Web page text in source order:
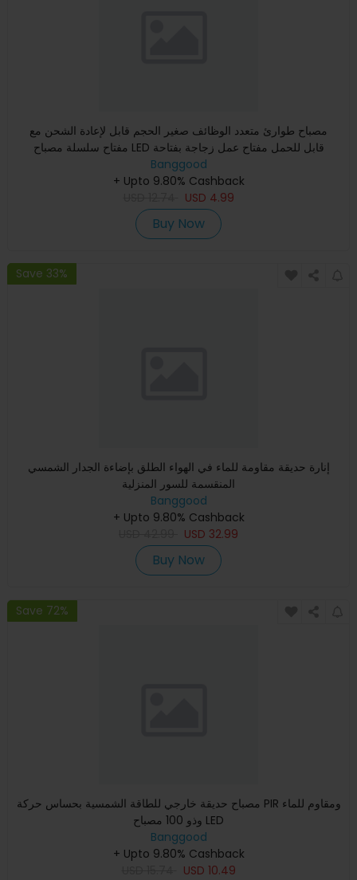
مصباح طوارئ متعدد الوظائف صغير الحجم قابل لإعادة الشحن مع
مفتاح سلسلة مصباح LED قابل للحمل مفتاح عمل زجاجة بفتاحة
مصاصة
Banggood
+ Upto 9.80% Cashback
USD 4.99
Buy Now
Save 33%
إنارة حديقة مقاومة للماء في الهواء الطلق بإضاءة الجدار الشمسي
المنقسمة للسور المنزلية
Banggood
+ Upto 9.80% Cashback
USD 32.99
Buy Now
Save 72%
مصباح حديقة خارجي للطاقة الشمسية بحساس حركة PIR ومقاوم للماء
وذو 100 مصباح LED
Banggood
+ Upto 9.80% Cashback
USD 10.49